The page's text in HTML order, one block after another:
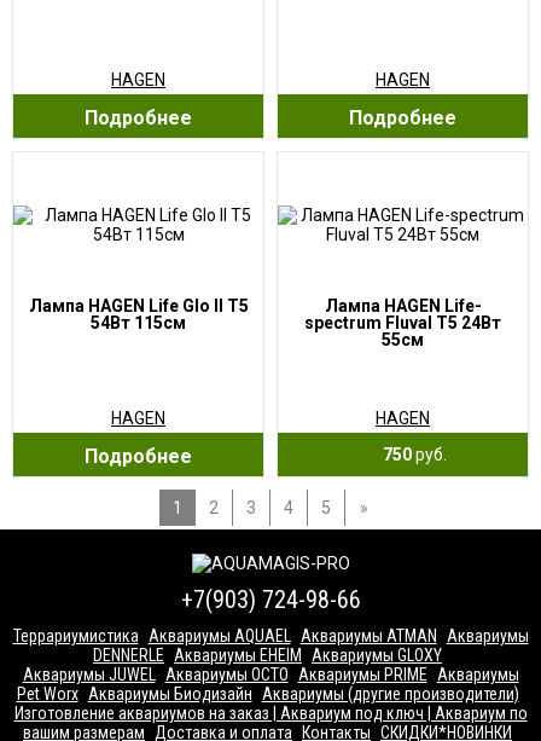
HAGEN
Подробнее
HAGEN
Подробнее
Лампа HAGEN Life Glo II Т5
54Вт 115см
HAGEN
Подробнее
Лампа HAGEN Life-
spectrum Fluval T5 24Вт
55cм
HAGEN
750руб.
1 2 3 4 5 »
+7(903) 724-98-66
Террариумистика Аквариумы AQUAEL Аквариумы ATMAN
Аквариумы
DENNERLE
Аквариумы EHEIM
Аквариумы GLOXY
Аквариумы JUWEL
Аквариумы OCTO Аквариумы PRIME
Аквариумы
Pet Worx Аквариумы Биодизайн
Аквариумы (другие производители)
Изготовление аквариумов на заказ | Аквариум под ключ | Аквариум по
вашим размерам
Доставка и оплата Контакты СКИДКИ*НОВИНКИ